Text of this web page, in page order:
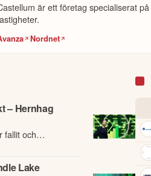
är ett företag specialiserat på
Nordnet
– Hernhag
fallit och
Lake